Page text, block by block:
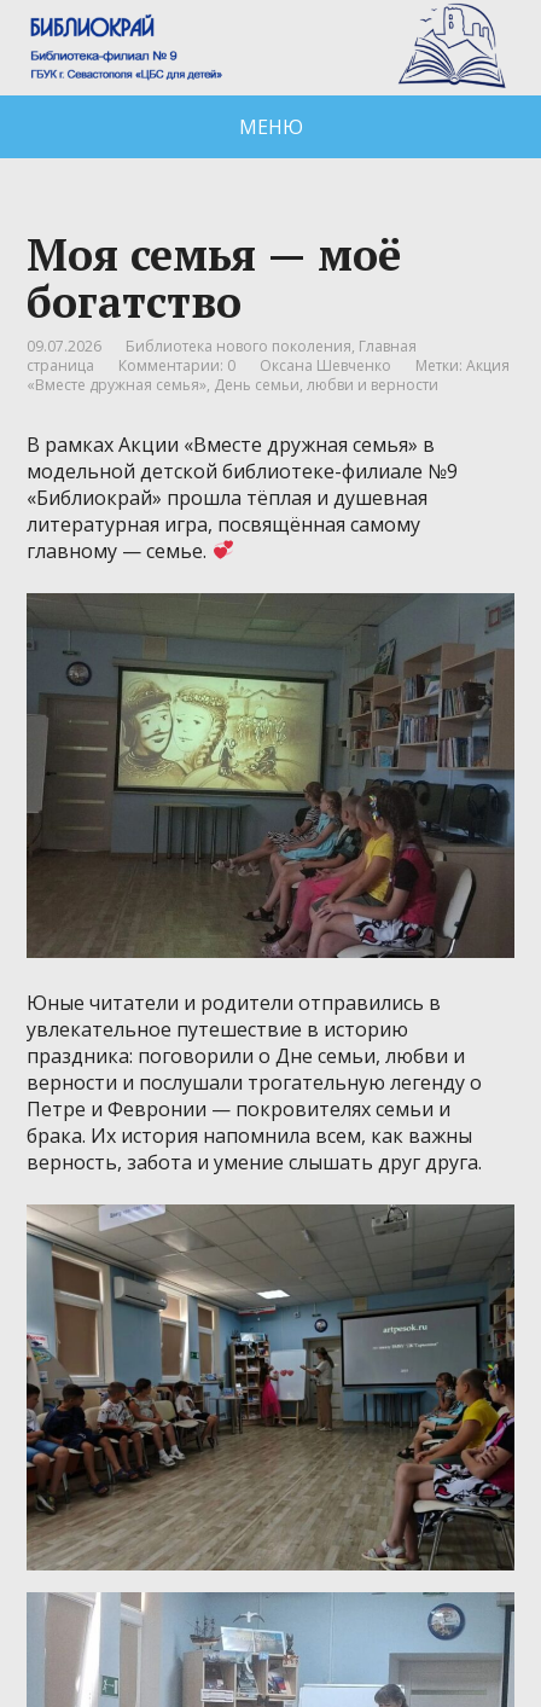
МЕНЮ
Моя семья — моё
богатство
09.07.2026 Библиотека нового поколения, Главная
страница
Комментарии: 0 Оксана Шевченко Метки:Акция
«Вместе дружная семья», День семьи,любви и верности
В рамках Акции «Вместе дружная семья» в
модельной детской библиотеке-филиале №9
«Библиокрай» прошла тёплая и душевная
литературная игра, посвящённая самому
главному — семье.
Юные читатели и родители отправились в
увлекательное путешествие в историю
праздника: поговорили о Дне семьи, любви и
верности и послушали трогательную легенду о
Петре и Февронии — покровителях семьи и
брака. Их история напомнила всем, как важны
верность, забота и умение слышать друг друга.